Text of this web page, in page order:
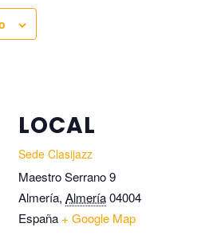
LOCAL
Sede Clasijazz
Maestro Serrano 9
Almería, Almería04004
España + Google Map